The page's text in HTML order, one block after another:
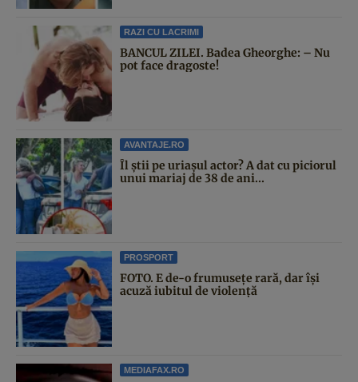
RAZI CU LACRIMI
BANCUL ZILEI. Badea Gheorghe: – Nu
pot face dragoste!
AVANTAJE.RO
Îl știi pe uriașul actor? A dat cu piciorul
unui mariaj de 38 de ani...
PROSPORT
FOTO. E de-o frumusețe rară, dar își
acuză iubitul de violență
MEDIAFAX.RO